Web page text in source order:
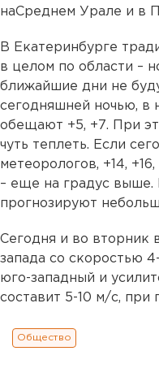
наСреднем Урале и в
В Екатеринбурге
в целом по области –
ближайшие дни не
сегодняшней ночью, в
обещают +5, +7. При
чуть теплеть. Если
метеорологов, +14,
– еще на градус выше.
прогнозируют
Сегодня и во вторник
запада со скоростью
юго-западный и
составит 5-10 м/с, при
Общество